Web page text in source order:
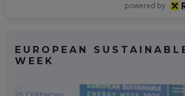
powered by
EUROPEAN
WEEK